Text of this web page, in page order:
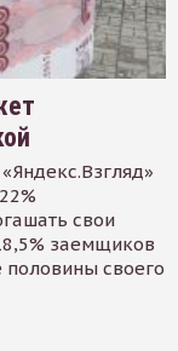
свои
заемщиков
своего